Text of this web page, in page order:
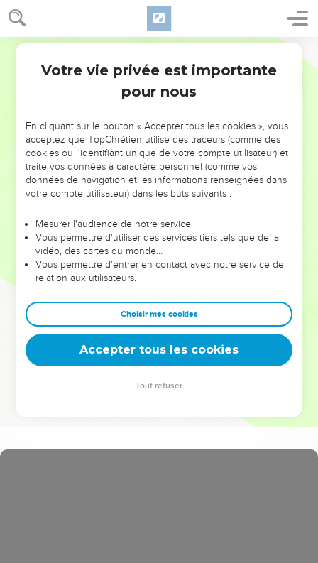
NE MANQUEZ PAS L’ÉVÉNEMENT
DE L’ANNÉE !
ET SI LEURS ERREURS POUVAIENT VOUS ÉVITER LES
VOTRES ?
leur foi ou leur vision. Mais on voit moins les doutes, les erreurs
et les saisons difficiles qu'ils ont traversés, alors même que ce
sont elles qui les ont façonnés.
Dans cette conférence, leaders, entrepreneurs, et responsables
clés pour avancer avec plus de sagesse afin que leurs erreurs
deviennent vos tremplins. Que vous guidiez un ministère, une
équipe, un groupe ou une famille, leur expérience est faite
Votre vie privée est importante
pour nous
En cliquant sur le bouton « Accepter tous les cookies », vous
acceptez que TopChrétien utilise des traceurs (comme des
cookies ou l'identifiant unique de votre compte utilisateur) et
traite vos données à caractère personnel (comme vos
données de navigation et les informations renseignées dans
votre compte utilisateur) dans les buts suivants :
Mesurer l'audience de notre service
Vous permettre d'utiliser des services tiers tels que de la
vidéo, des cartes du monde…
Vous permettre d'entrer en contact avec notre service de
relation aux utilisateurs.
Choisir mes cookies
Accepter tous les cookies
Tout refuser